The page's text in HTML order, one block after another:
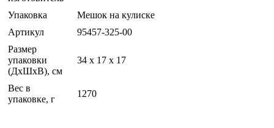
Упаковка
Мешок на кулиске
Артикул
95457-325-00
Размер
упаковки
(ДхШхВ), см
34 x 17 x 17
Вес в
упаковке, г
1270